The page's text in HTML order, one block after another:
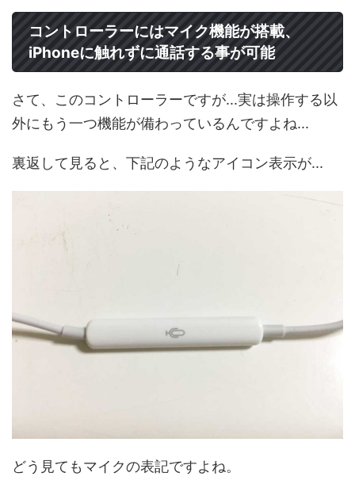
コントローラーにはマイク機能が搭載、
iPhoneに触れずに通話する事が可能
さて、このコントローラーですが...実は操作する以
外にもう一つ機能が備わっているんですよね...
裏返して見ると、下記のようなアイコン表示が...
どう見てもマイクの表記ですよね。